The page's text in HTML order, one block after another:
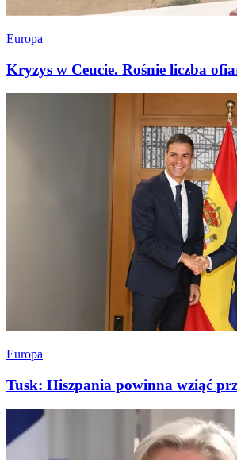
Europa
Kryzys w Ceucie. Rośnie liczba
Europa
Tusk: Hiszpania powinna wziąć